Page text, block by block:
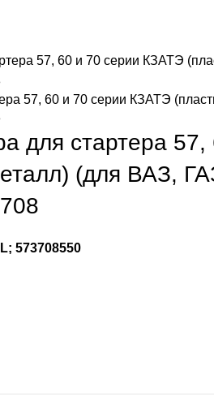
57, 60 и 70 серии КЗАТЭ
для стартера
(для ВАЗ,
573708550